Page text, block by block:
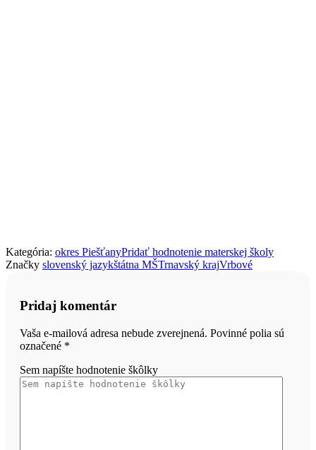
Kategória: okres PiešťanyPridať hodnotenie materskej školy
Značky slovenský jazykštátna MŠTrnavský krajVrbové
Pridaj komentár
Vaša e-mailová adresa nebude zverejnená. Povinné polia sú
označené *
Sem napíšte hodnotenie škôlky